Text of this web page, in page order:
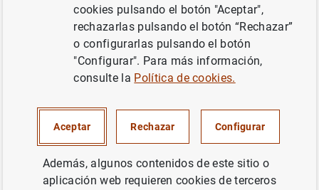
Datos mensuales de financiación del Eurosistema a
entidades de crédito que operan en España.
Cuadro 1.99. Balance consolidado del Eurosistema (A)
y Balance del Banco de España (B). Préstamo neto a
las entidades de crédito y sus contrapartidas
cookies pulsando el botón "Aceptar",
rechazarlas pulsando el botón “Rechazar”
o configurarlas pulsando el botón
"Configurar". Para más información,
consulte la Política de cookies.
Aceptar Rechazar Configurar
Además, algunos contenidos de este sitio o
aplicación web requieren cookies de terceros